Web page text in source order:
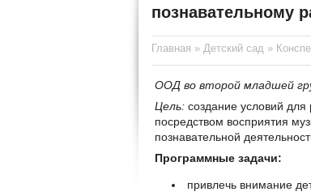
познавательному
Главная » Детский сад »
ООД во второй младшей
Цель: создание условий для
посредством восприятия
познавательной
Программные задачи:
привлечь внимание